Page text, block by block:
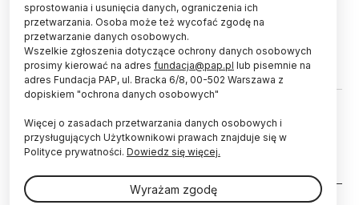
21.08.2017
Łącz przyjemne z pożytecznym:
zagraj w grę, pomóż ekonomistom!
Socjolog: dręczenie szkolne jest dla
agresora środkiem, a nie celem
Stronicowanie
sprostowania i usunięcia danych, ograniczenia ich
przetwarzania. Osoba może też wycofać zgodę na
przetwarzanie danych osobowych.
Wszelkie zgłoszenia dotyczące ochrony danych osobowych
prosimy kierować na adres fundacja@pap.pl lub pisemnie na
adres Fundacja PAP, ul. Bracka 6/8, 00-502 Warszawa z
dopiskiem "ochrona danych osobowych"
Więcej o zasadach przetwarzania danych osobowych i
przysługujących Użytkownikowi prawach znajduje się w
Polityce prywatności. Dowiedz się więcej.
Wyrażam zgodę